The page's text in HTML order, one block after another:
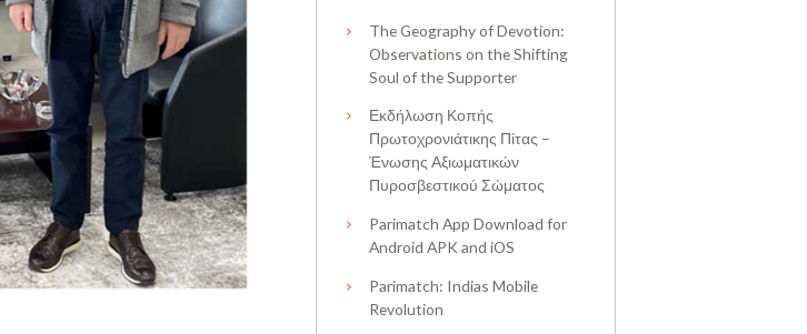
The Geography of Devotion:
Observations on the Shifting
Soul of the Supporter
Εκδήλωση Κοπής
Πρωτοχρονιάτικης Πίτας –
Ένωσης Αξιωματικών
Πυροσβεστικού Σώματος
Parimatch App Download for
Android APK and iOS
Parimatch: Indias Mobile
Revolution